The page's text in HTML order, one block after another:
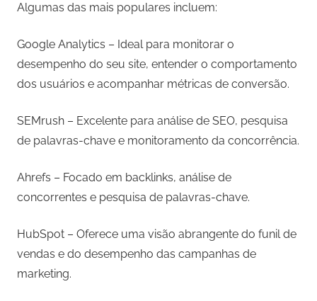
Algumas das mais populares incluem:
Google Analytics – Ideal para monitorar o
desempenho do seu site, entender o comportamento
dos usuários e acompanhar métricas de conversão.
SEMrush – Excelente para análise de SEO, pesquisa
de palavras-chave e monitoramento da concorrência.
Ahrefs – Focado em backlinks, análise de
concorrentes e pesquisa de palavras-chave.
HubSpot – Oferece uma visão abrangente do funil de
vendas e do desempenho das campanhas de
marketing.